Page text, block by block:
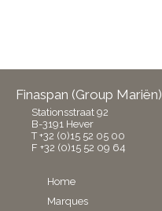
Finaspan (Group Mariën)
Stationsstraat 92
B-3191 Hever
T +32 (0)15 52 05 00
F +32 (0)15 52 09 64
Home
Marques